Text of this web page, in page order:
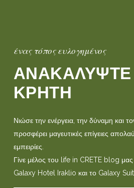
ένας τόπος ευλογημένος
ΑΝΑΚΑΛΥΨΤΕ
ΚΡΗΤΗ
Νιώσε την ενέργεια, την δύναμη και
προσφέρει μαγευτικές επίγειες
εμπειρίες.
Γίνε μέλος του life in CRETE blog
Galaxy Hotel Iraklio και το Galaxy